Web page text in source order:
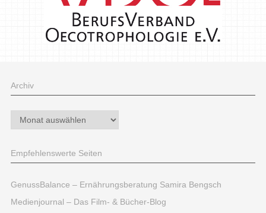
Archiv
Archiv
Empfehlenswerte Seiten
GenussBalance – Ernährungsberatung Samira Bengsch
Medienjournal – Das Film- & Bücher-Blog